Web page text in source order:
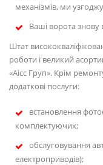
механізмів, ми
Ваші ворота знову
Штат
роботи і великий
«Аісс Груп». Крім
додаткові послуги:
встановлення
комплектуючих;
обслуговування
електроприводів);